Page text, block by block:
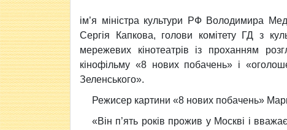
ім’я міністра культури РФ Володимира
Сергія Капкова, голови комітету ГД з
мережевих кінотеатрів із проханням
кінофільму «8 нових побачень» і
Зеленського».
Режисер картини «8 нових побачень»
«Він п’ять років прожив у Москві і